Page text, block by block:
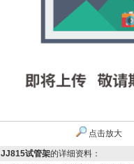
点击放大
JJ815试管架的详细资料：